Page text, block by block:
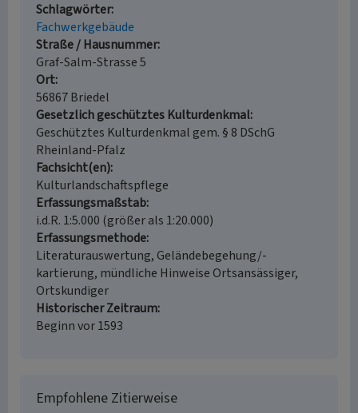
Schlagwörter
Fachwerkgebäude
Straße / Hausnummer
Graf-Salm-Strasse 5
Ort
56867 Briedel
Gesetzlich geschütztes Kulturdenkmal
Geschütztes Kulturdenkmal gem. § 8 DSchG
Rheinland-Pfalz
Fachsicht(en)
Kulturlandschaftspflege
Erfassungsmaßstab
i.d.R. 1:5.000 (größer als 1:20.000)
Erfassungsmethode
Literaturauswertung, Geländebegehung/-
kartierung, mündliche Hinweise Ortsansässiger,
Ortskundiger
Historischer Zeitraum
Beginn vor 1593
Empfohlene Zitierweise